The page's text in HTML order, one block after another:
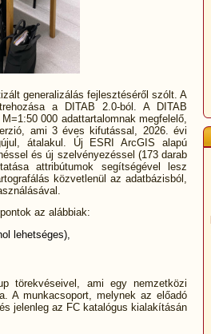
generalizálás fejlesztéséről szólt. A
a DITAB 2.0-ból. A DITAB
000 adattartalomnak megfelelő,
ami 3 éves kifutással, 2026. évi
átalakul. Új ESRI ArcGIS alapú
és új szelvényezéssel (173 darab
attribútumok segítségével lesz
közvetlenül az adatbázisból,
az alábbiak:
lehetséges),
törekvéseivel, ami egy nemzetközi
A munkacsoport, melynek az előadó
jelenleg az FC katalógus kialakításán